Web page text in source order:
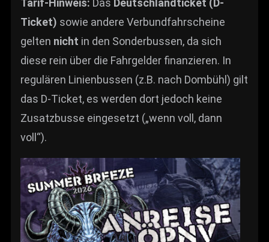
Tarif-Hinweis: Das Deutschlandticket (D-
Ticket) sowie andere Verbundfahrscheine
gelten nicht in den Sonderbussen, da sich
diese rein über die Fahrgelder finanzieren. In
regulären Linienbussen (z.B. nach Dombühl) gilt
das D-Ticket, es werden dort jedoch keine
Zusatzbusse eingesetzt („wenn voll, dann
voll“).